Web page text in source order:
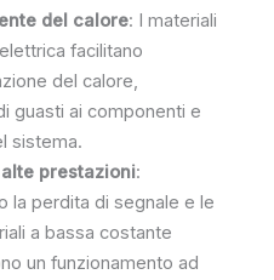
del calore: I materiali
facilitano
del calore,
guasti ai componenti e
sistema.
prestazioni:
la perdita di segnale e le
a bassa costante
un funzionamento ad